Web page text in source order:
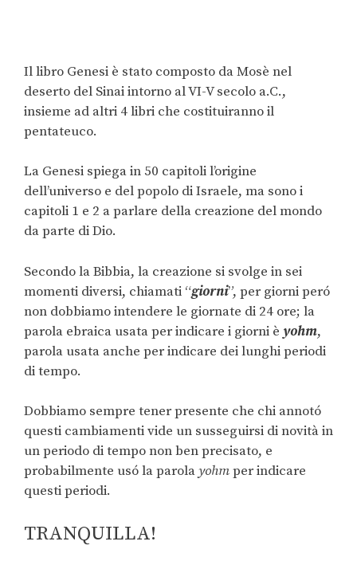
Il libro Genesi è stato composto da Mosè nel
deserto del Sinai intorno al VI-V secolo a.C.,
insieme ad altri 4 libri che costituiranno il
pentateuco.
La Genesi spiega in 50 capitoli l’origine
dell’universo e del popolo di Israele, ma sono i
capitoli 1 e 2 a parlare della creazione del mondo
da parte di Dio.
Secondo la Bibbia, la creazione si svolge in sei
momenti diversi, chiamati “giorni”, per giorni peró
non dobbiamo intendere le giornate di 24 ore; la
parola ebraica usata per indicare i giorni è yohm,
parola usata anche per indicare dei lunghi periodi
di tempo.
Dobbiamo sempre tener presente che chi annotó
questi cambiamenti vide un susseguirsi di novità in
un periodo di tempo non ben precisato, e
probabilmente usó la parolayohmper indicare
questi periodi.
TRANQUILLA!